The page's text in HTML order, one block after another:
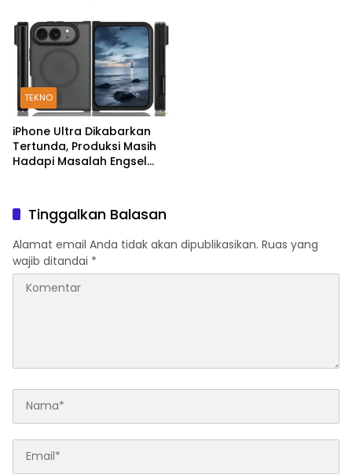
TEKNO
iPhone Ultra Dikabarkan
Tertunda, Produksi Masih
Hadapi Masalah Engsel
Tinggalkan Balasan
Alamat email Anda tidak akan dipublikasikan. Ruas yang
wajib ditandai *